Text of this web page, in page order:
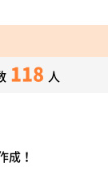
118 人
成！